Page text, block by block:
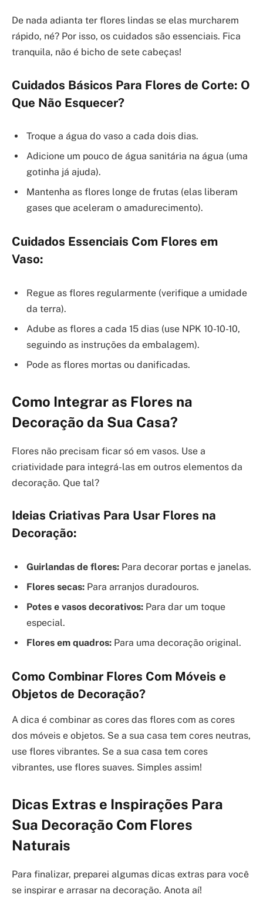
De nada adianta ter flores lindas se elas murcharem
rápido, né? Por isso, os cuidados são essenciais. Fica
tranquila, não é bicho de sete cabeças!
Cuidados Básicos Para Flores de Corte: O
Que Não Esquecer?
Troque a água do vaso a cada dois dias.
Adicione um pouco de água sanitária na água (uma
gotinha já ajuda).
Mantenha as flores longe de frutas (elas liberam
gases que aceleram o amadurecimento).
Cuidados Essenciais Com Flores em
Vaso:
Regue as flores regularmente (verifique a umidade
da terra).
Adube as flores a cada 15 dias (use NPK 10-10-10,
seguindo as instruções da embalagem).
Pode as flores mortas ou danificadas.
Como Integrar as Flores na
Decoração da Sua Casa?
Flores não precisam ficar só em vasos. Use a
criatividade para integrá-las em outros elementos da
decoração. Que tal?
Ideias Criativas Para Usar Flores na
Decoração:
Guirlandas de flores: Para decorar portas e janelas.
Flores secas: Para arranjos duradouros.
Potes e vasos decorativos: Para dar um toque
especial.
Flores em quadros: Para uma decoração original.
Como Combinar Flores Com Móveis e
Objetos de Decoração?
A dica é combinar as cores das flores com as cores
dos móveis e objetos. Se a sua casa tem cores neutras,
use flores vibrantes. Se a sua casa tem cores
vibrantes, use flores suaves. Simples assim!
Dicas Extras e Inspirações Para
Sua Decoração Com Flores
Naturais
Para finalizar, preparei algumas dicas extras para você
se inspirar e arrasar na decoração. Anota aí!